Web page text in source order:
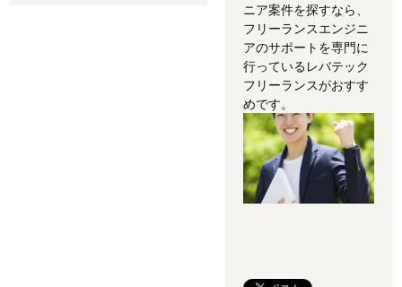
ニア案件を探すなら、
フリーランスエンジニ
アのサポートを専門に
行っているレバテック
フリーランスがおすす
めです。